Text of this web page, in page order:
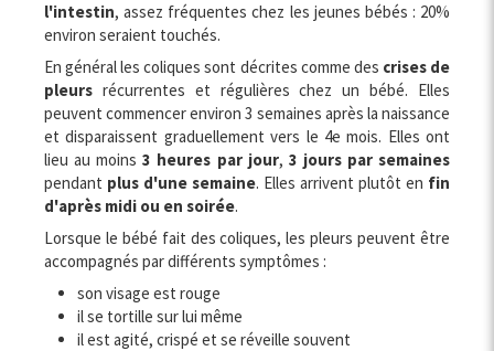
l'intestin, assez fréquentes chez les jeunes bébés : 20%
environ seraient touchés.
En général les coliques sont décrites comme des crises de
pleurs récurrentes et régulières chez un bébé. Elles
peuvent commencer environ 3 semaines après la naissance
et disparaissent graduellement vers le 4e mois. Elles ont
lieu au moins3 heures par jour, 3 jours par semaines
pendant plus d'une semaine. Elles arrivent plutôt en fin
d'après midi ou en soirée.
Lorsque le bébé fait des coliques, les pleurs peuvent être
accompagnés par différents symptômes :
son visage est rouge
il se tortille sur lui même
il est agité, crispé et se réveille souvent